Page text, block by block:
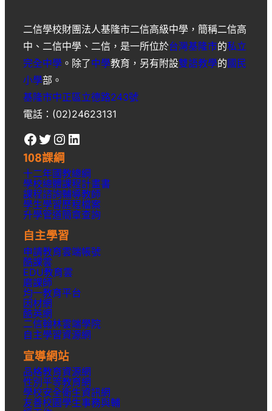
二信學校財團法人基隆市二信高級中學 ，簡稱二信高
中 、 二信中學 、 二信 ，是一所位於台灣基隆市的私立
完全中學 。除了中學教育，另有附設雙語教學的國民
小學部。
基隆市中正區立德路243號
電話：(02)24623131
Facebook Twitter Instagram LinkedIn
108課綱
十二年國教總綱
學校總體課程計畫書
課程諮詢輔導教師
學生學習歷程檔案
升學管道簡章查詢
自主學習
申請教育雲端帳號
酷課雲
EDU教育雲
磨課師
均一教育平台
因材網
酷英網
二信翰林雲端學院
自主學習資源網
宣導網站
品格教育資源網
性別平等教育網
學校安全衛生資訊網
友善校園學生事務與輔